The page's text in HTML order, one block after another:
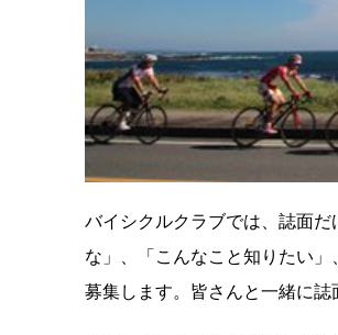
バイシクルクラブでは、誌面
な」、「こんなこと知りたい
募集します。皆さんと一緒に誌